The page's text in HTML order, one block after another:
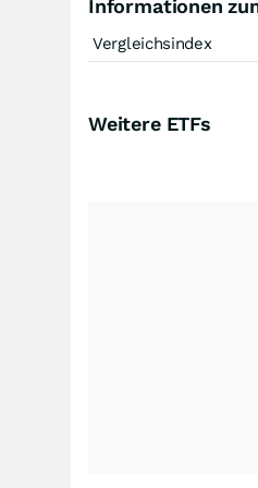
Informationen
Vergleichsindex
Weitere ETFs